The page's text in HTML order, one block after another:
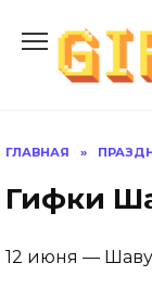
содержанию
ГЛАВНАЯ »
Гифки
12 июня —